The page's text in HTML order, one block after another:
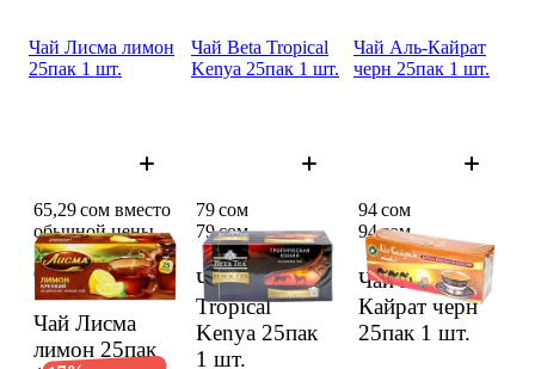
Чай Лисма лимон
25пак 1 шт.
Чай Лисма
лимон 25пак
65,29 сом вместо
обычной цены
79 сом
65,29 сом 79 сом
Чай Beta Tropical
Kenya 25пак 1 шт.
Чай Beta
Tropical
Kenya 25пак
1 шт.
79 сом
79 сом
Чай Аль-Кайрат
черн 25пак 1 шт.
Чай Аль-
Кайрат черн
25пак 1 шт.
94 сом
94 сом